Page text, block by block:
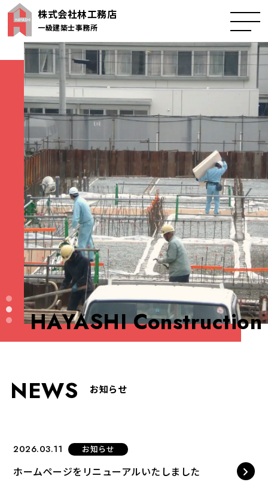
株式会社林工務店
一級建築士事務所
トップページ
事業紹介
施工事例
会社概要
採用情報
お問い合わせ
お知らせ
個人情報保護方針
HAYASHI Construction
NEWS お知らせ
2026.03.11 お知らせ
ホームページをリニューアルいたしました